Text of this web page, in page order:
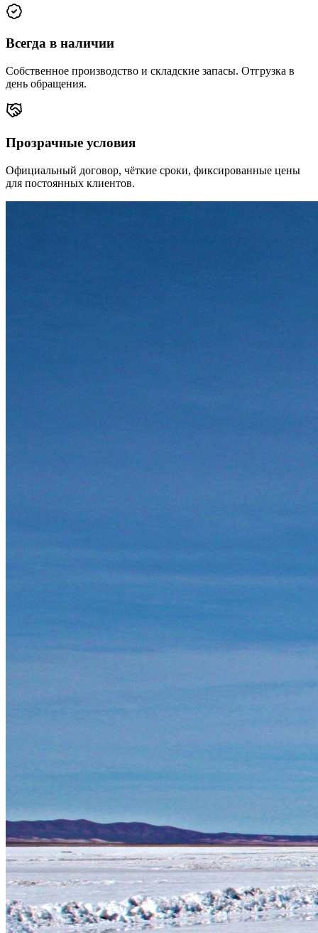
Всегда в наличии
Собственное производство и складские запасы. Отгрузка в
день обращения.
Прозрачные условия
Официальный договор, чёткие сроки, фиксированные цены
для постоянных клиентов.